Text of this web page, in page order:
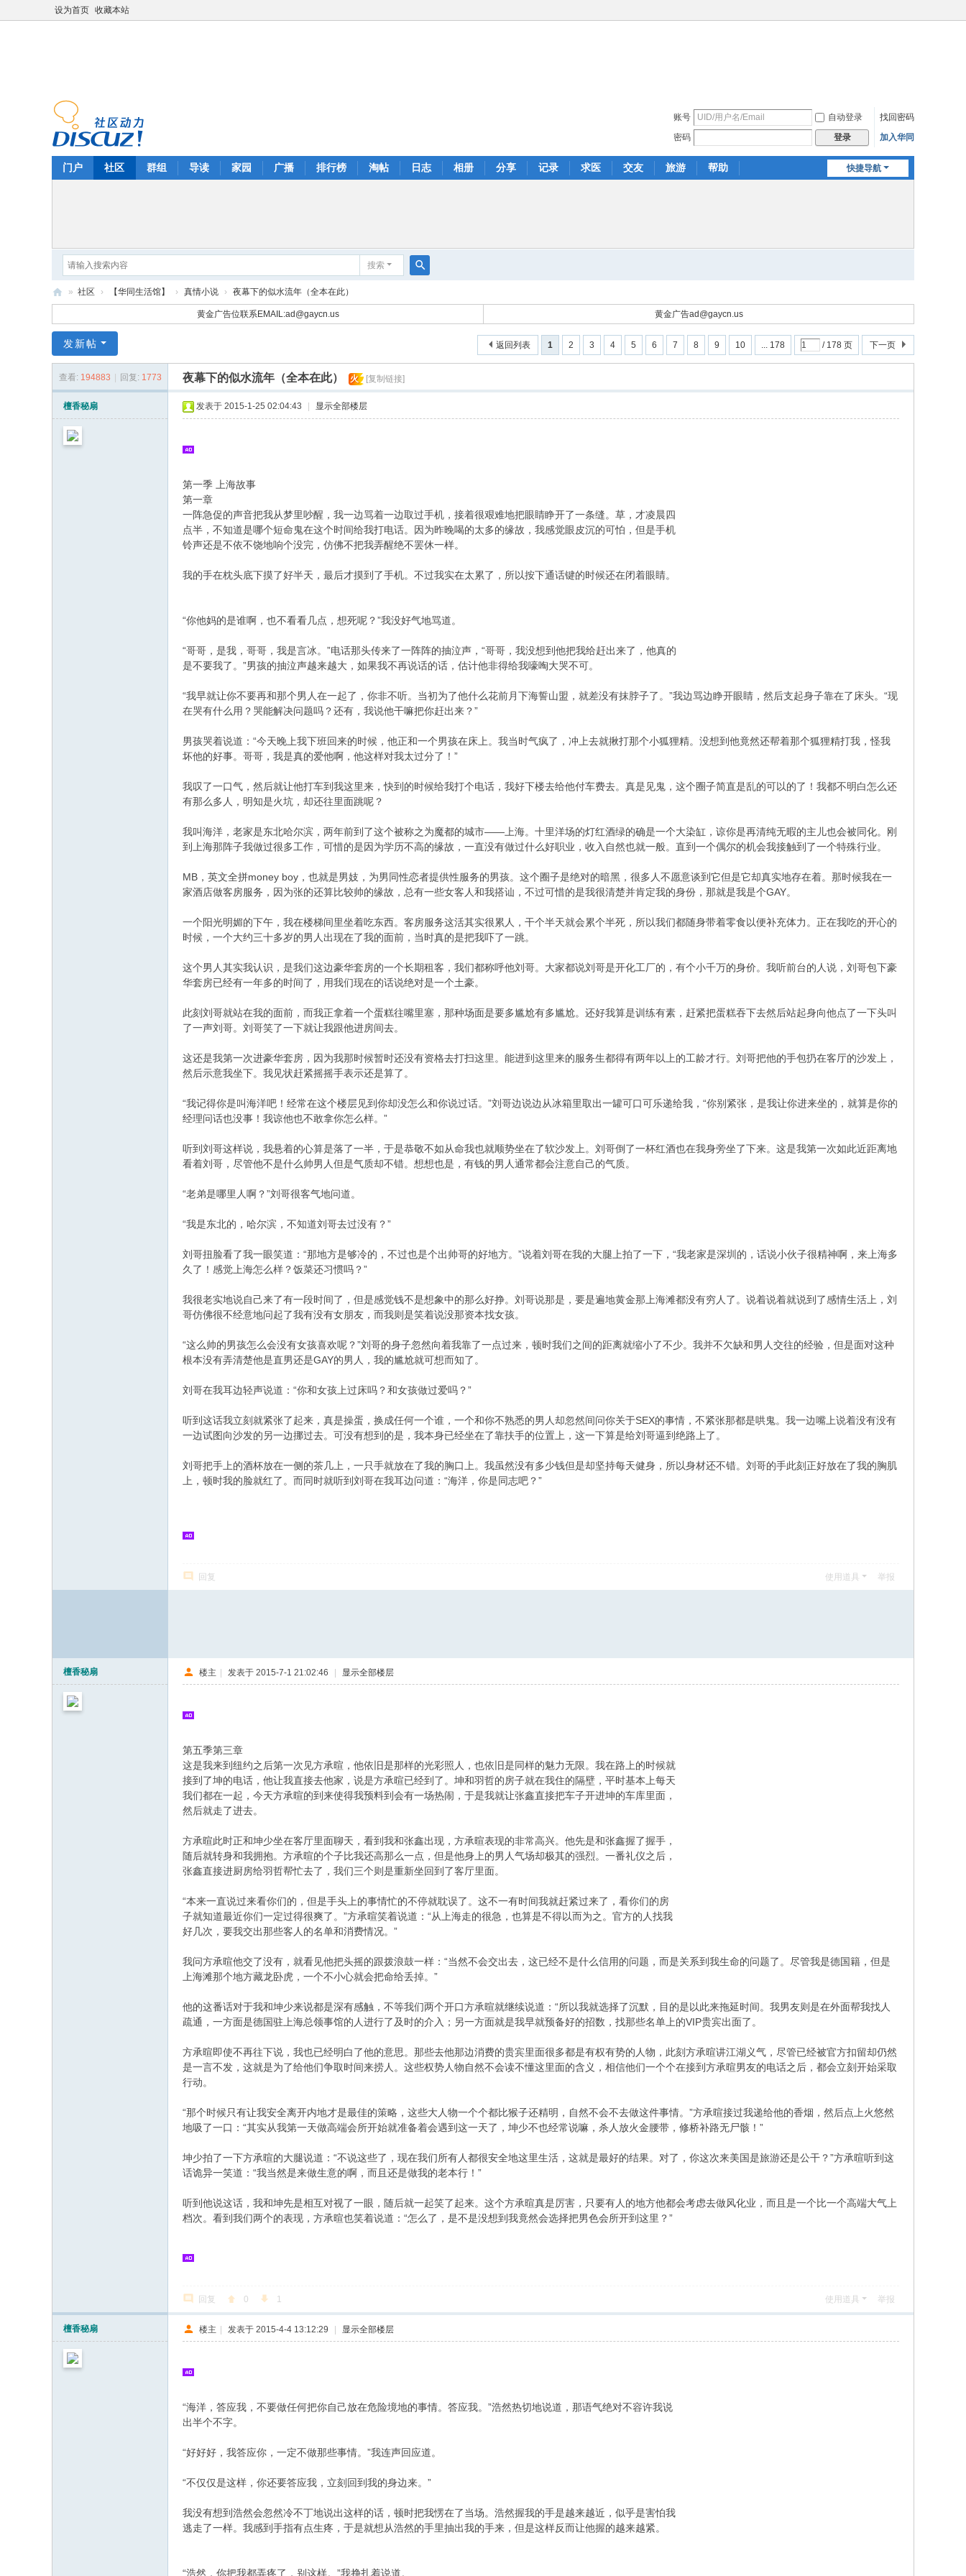
设为首页 收藏本站
账号 自动登录
找回密码
密码
登录 加入华同
快捷导航
门户 社区 群组 导读 家园 广播 排行榜 淘帖 日志 相册 分享 记录 求医 交友 旅游 帮助
搜索
索
同
|
华
同
社
» 社区 › 【华同生活馆】 › 真情小说 › 夜幕下的似水流年（全本在此）
黄金广告位联系EMAIL:ad@gaycn.us 黄金广告ad@gaycn.us
1 2 3 4 5 6 7 8 9 10 ... 178 / 178 页 下一页
返回列表
发新帖
查看: 194883 回复: 1773 夜幕下的似水流年（全本在此） 火 [复制链接]
檀香秘扇 发表于 2015-1-25 02:04:43 显示全部楼层
第一季 上海故事
第一章
一阵急促的声音把我从梦里吵醒，我一边骂着一边取过手机，接着很艰难地把眼睛睁开了一条缝。草，才凌晨四
点半，不知道是哪个短命鬼在这个时间给我打电话。因为昨晚喝的太多的缘故，我感觉眼皮沉的可怕，但是手机
铃声还是不依不饶地响个没完，仿佛不把我弄醒绝不罢休一样。
我的手在枕头底下摸了好半天，最后才摸到了手机。不过我实在太累了，所以按下通话键的时候还在闭着眼睛。
“你他妈的是谁啊，也不看看几点，想死呢？”我没好气地骂道。
“哥哥，是我，哥哥，我是言冰。”电话那头传来了一阵阵的抽泣声，“哥哥，我没想到他把我给赶出来了，他真的
是不要我了。”男孩的抽泣声越来越大，如果我不再说话的话，估计他非得给我嚎啕大哭不可。
“我早就让你不要再和那个男人在一起了，你非不听。当初为了他什么花前月下海誓山盟，就差没有抹脖子了。”我边骂边睁开眼睛，然后支起身子靠在了床头。“现
在哭有什么用？哭能解决问题吗？还有，我说他干嘛把你赶出来？”
男孩哭着说道：“今天晚上我下班回来的时候，他正和一个男孩在床上。我当时气疯了，冲上去就揪打那个小狐狸精。没想到他竟然还帮着那个狐狸精打我，怪我
坏他的好事。哥哥，我是真的爱他啊，他这样对我太过分了！”
我叹了一口气，然后就让他打车到我这里来，快到的时候给我打个电话，我好下楼去给他付车费去。真是见鬼，这个圈子简直是乱的可以的了！我都不明白怎么还
有那么多人，明知是火坑，却还往里面跳呢？
我叫海洋，老家是东北哈尔滨，两年前到了这个被称之为魔都的城市——上海。十里洋场的灯红酒绿的确是一个大染缸，谅你是再清纯无暇的主儿也会被同化。刚
到上海那阵子我做过很多工作，可惜的是因为学历不高的缘故，一直没有做过什么好职业，收入自然也就一般。直到一个偶尔的机会我接触到了一个特殊行业。
MB，英文全拼money boy，也就是男妓，为男同性恋者提供性服务的男孩。这个圈子是绝对的暗黑，很多人不愿意谈到它但是它却真实地存在着。那时候我在一
家酒店做客房服务，因为张的还算比较帅的缘故，总有一些女客人和我搭讪，不过可惜的是我很清楚并肯定我的身份，那就是我是个GAY。
一个阳光明媚的下午，我在楼梯间里坐着吃东西。客房服务这活其实很累人，干个半天就会累个半死，所以我们都随身带着零食以便补充体力。正在我吃的开心的
时候，一个大约三十多岁的男人出现在了我的面前，当时真的是把我吓了一跳。
这个男人其实我认识，是我们这边豪华套房的一个长期租客，我们都称呼他刘哥。大家都说刘哥是开化工厂的，有个小千万的身价。我听前台的人说，刘哥包下豪
华套房已经有一年多的时间了，用我们现在的话说绝对是一个土豪。
此刻刘哥就站在我的面前，而我正拿着一个蛋糕往嘴里塞，那种场面是要多尴尬有多尴尬。还好我算是训练有素，赶紧把蛋糕吞下去然后站起身向他点了一下头叫
了一声刘哥。刘哥笑了一下就让我跟他进房间去。
这还是我第一次进豪华套房，因为我那时候暂时还没有资格去打扫这里。能进到这里来的服务生都得有两年以上的工龄才行。刘哥把他的手包扔在客厅的沙发上，
然后示意我坐下。我见状赶紧摇摇手表示还是算了。
“我记得你是叫海洋吧！经常在这个楼层见到你却没怎么和你说过话。”刘哥边说边从冰箱里取出一罐可口可乐递给我，“你别紧张，是我让你进来坐的，就算是你的
经理问话也没事！我谅他也不敢拿你怎么样。”
听到刘哥这样说，我悬着的心算是落了一半，于是恭敬不如从命我也就顺势坐在了软沙发上。刘哥倒了一杯红酒也在我身旁坐了下来。这是我第一次如此近距离地
看着刘哥，尽管他不是什么帅男人但是气质却不错。想想也是，有钱的男人通常都会注意自己的气质。
“老弟是哪里人啊？”刘哥很客气地问道。
“我是东北的，哈尔滨，不知道刘哥去过没有？”
刘哥扭脸看了我一眼笑道：“那地方是够冷的，不过也是个出帅哥的好地方。”说着刘哥在我的大腿上拍了一下，“我老家是深圳的，话说小伙子很精神啊，来上海多
久了！感觉上海怎么样？饭菜还习惯吗？”
我很老实地说自己来了有一段时间了，但是感觉钱不是想象中的那么好挣。刘哥说那是，要是遍地黄金那上海滩都没有穷人了。说着说着就说到了感情生活上，刘
哥仿佛很不经意地问起了我有没有女朋友，而我则是笑着说没那资本找女孩。
“这么帅的男孩怎么会没有女孩喜欢呢？”刘哥的身子忽然向着我靠了一点过来，顿时我们之间的距离就缩小了不少。我并不欠缺和男人交往的经验，但是面对这种
根本没有弄清楚他是直男还是GAY的男人，我的尴尬就可想而知了。
刘哥在我耳边轻声说道：“你和女孩上过床吗？和女孩做过爱吗？”
听到这话我立刻就紧张了起来，真是操蛋，换成任何一个谁，一个和你不熟悉的男人却忽然间问你关于SEX的事情，不紧张那都是哄鬼。我一边嘴上说着没有没有
一边试图向沙发的另一边挪过去。可没有想到的是，我本身已经坐在了靠扶手的位置上，这一下算是给刘哥逼到绝路上了。
刘哥把手上的酒杯放在一侧的茶几上，一只手就放在了我的胸口上。我虽然没有多少钱但是却坚持每天健身，所以身材还不错。刘哥的手此刻正好放在了我的胸肌
上，顿时我的脸就红了。而同时就听到刘哥在我耳边问道：“海洋，你是同志吧？”
回复 使用道具 举报
檀香秘扇 楼主 | 发表于 2015-7-1 21:02:46 | 显示全部楼层
第五季第三章
这是我来到纽约之后第一次见方承暄，他依旧是那样的光彩照人，也依旧是同样的魅力无限。我在路上的时候就
接到了坤的电话，他让我直接去他家，说是方承暄已经到了。坤和羽哲的房子就在我住的隔壁，平时基本上每天
我们都在一起，今天方承暄的到来使得我预料到会有一场热闹，于是我就让张鑫直接把车子开进坤的车库里面，
然后就走了进去。
方承暄此时正和坤少坐在客厅里面聊天，看到我和张鑫出现，方承暄表现的非常高兴。他先是和张鑫握了握手，
随后就转身和我拥抱。方承暄的个子比我还高那么一点，但是他身上的男人气场却极其的强烈。一番礼仪之后，
张鑫直接进厨房给羽哲帮忙去了，我们三个则是重新坐回到了客厅里面。
“本来一直说过来看你们的，但是手头上的事情忙的不停就耽误了。这不一有时间我就赶紧过来了，看你们的房
子就知道最近你们一定过得很爽了。”方承暄笑着说道：“从上海走的很急，也算是不得以而为之。官方的人找我
好几次，要我交出那些客人的名单和消费情况。”
我问方承暄他交了没有，就看见他把头摇的跟拨浪鼓一样：“当然不会交出去，这已经不是什么信用的问题，而是关系到我生命的问题了。尽管我是德国籍，但是
上海滩那个地方藏龙卧虎，一个不小心就会把命给丢掉。”
他的这番话对于我和坤少来说都是深有感触，不等我们两个开口方承暄就继续说道：“所以我就选择了沉默，目的是以此来拖延时间。我男友则是在外面帮我找人
疏通，一方面是德国驻上海总领事馆的人进行了及时的介入；另一方面就是我早就预备好的招数，找那些名单上的VIP贵宾出面了。
方承暄即使不再往下说，我也已经明白了他的意思。那些去他那边消费的贵宾里面很多都是有权有势的人物，此刻方承暄讲江湖义气，尽管已经被官方扣留却仍然
是一言不发，这就是为了给他们争取时间来捞人。这些权势人物自然不会读不懂这里面的含义，相信他们一个个在接到方承暄男友的电话之后，都会立刻开始采取
行动。
“那个时候只有让我安全离开内地才是最佳的策略，这些大人物一个个都比猴子还精明，自然不会不去做这件事情。”方承暄接过我递给他的香烟，然后点上火悠然
地吸了一口：“其实从我第一天做高端会所开始就准备着会遇到这一天了，坤少不也经常说嘛，杀人放火金腰带，修桥补路无尸骸！”
坤少拍了一下方承暄的大腿说道：“不说这些了，现在我们所有人都很安全地这里生活，这就是最好的结果。对了，你这次来美国是旅游还是公干？”方承暄听到这
话诡异一笑道：“我当然是来做生意的啊，而且还是做我的老本行！”
听到他说这话，我和坤先是相互对视了一眼，随后就一起笑了起来。这个方承暄真是厉害，只要有人的地方他都会考虑去做风化业，而且是一个比一个高端大气上
档次。看到我们两个的表现，方承暄也笑着说道：“怎么了，是不是没想到我竟然会选择把男色会所开到这里？”
回复 0 1 使用道具 举报
檀香秘扇 楼主 | 发表于 2015-4-4 13:12:29 | 显示全部楼层
“海洋，答应我，不要做任何把你自己放在危险境地的事情。答应我。”浩然热切地说道，那语气绝对不容许我说
出半个不字。
“好好好，我答应你，一定不做那些事情。”我连声回应道。
“不仅仅是这样，你还要答应我，立刻回到我的身边来。”
我没有想到浩然会忽然冷不丁地说出这样的话，顿时把我愣在了当场。浩然握我的手是越来越近，似乎是害怕我
逃走了一样。我感到手指有点生疼，于是就想从浩然的手里抽出我的手来，但是这样反而让他握的越来越紧。
“浩然，你把我都弄疼了，别这样。”我挣扎着说道。